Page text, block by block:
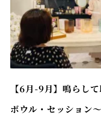
【6月-9月】鳴らし
ボウル・セッション